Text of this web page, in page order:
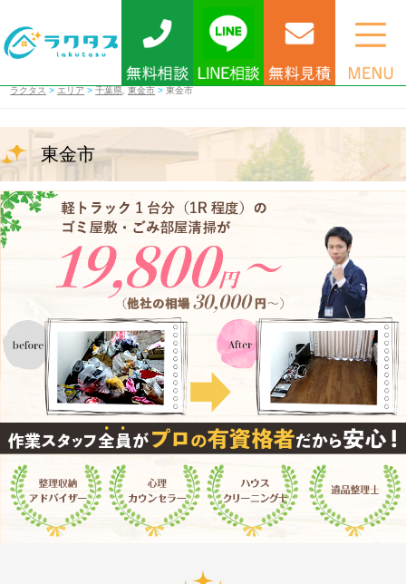
ラクタス > エリア >千葉県 ,東金市 >東金市
東金市